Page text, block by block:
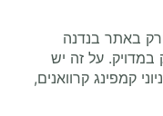
באתר בנדנה
במדויק. על זה יש
קמפינג קרוואנים,